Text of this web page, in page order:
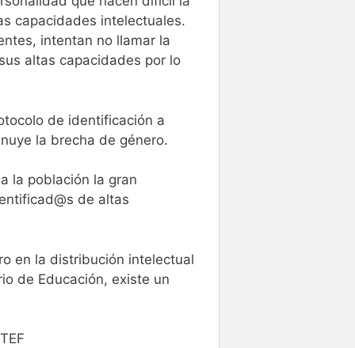
capacidades intelectuales.
intentan no llamar la
altas capacidades por lo
de identificación a
la brecha de género.
la población la gran
de altas
en la distribución intelectual
de Educación, existe un